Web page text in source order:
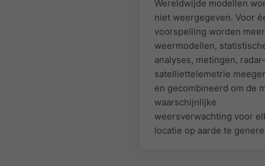
Wereldwijde modellen
niet weergegeven. Voor
voorspelling worden
weermodellen,
analyses, metingen,
satelliettelemetrie
en gecombineerd om de
waarschijnlijke
weersverwachting voor
locatie op aarde te